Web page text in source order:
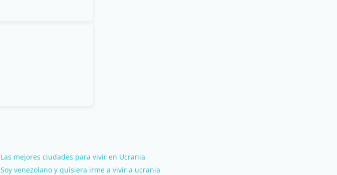
Las mejores ciudades para vivir en Ucrania
Soy venezolano y quisiera irme a vivir a ucrania